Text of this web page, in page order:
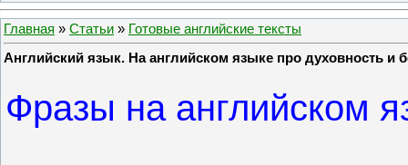
Главная » Статьи » Готовые английские тексты
Английский язык. На английском языке про духовность и
Фразы на английском